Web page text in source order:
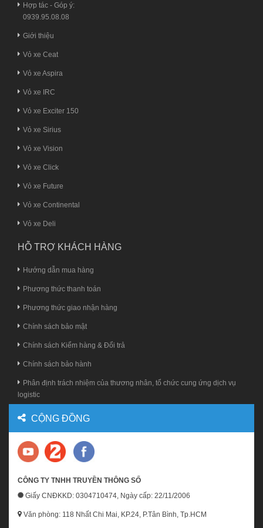
Hợp tác - Góp ý:
0939.95.08.08
Giới thiệu
Vỏ xe Ceat
Vỏ xe Aspira
Vỏ xe IRC
Vỏ xe Exciter 150
Vỏ xe Sirius
Vỏ xe Vision
Vỏ xe Click
Vỏ xe Future
Vỏ xe Continental
Vỏ xe Deli
HỖ TRỢ KHÁCH HÀNG
Hướng dẫn mua hàng
Phương thức thanh toán
Phương thức giao nhận hàng
Chính sách bảo mật
Chính sách Kiểm hàng & Đổi trả
Chính sách bảo hành
Phân định trách nhiệm của thương nhân, tổ chức cung ứng dịch vụ
logistic
CỘNG ĐỒNG
CÔNG TY TNHH TRUYỀN THÔNG SỐ
Giấy CNĐKKD: 0304710474, Ngày cấp: 22/11/2006
Văn phòng: 118 Nhất Chi Mai, KP.24, P.Tân Bình, Tp.HCM